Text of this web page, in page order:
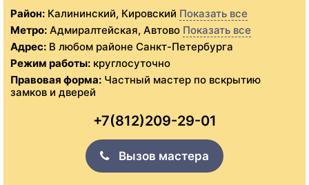
Район: Калининский, Кировский Показать все
Метро: Адмиралтейская, Автово Показать все
Адрес: В любом районе Санкт-Петербурга
Режим работы: круглосуточно
Правовая форма: Частный мастер по вскрытию
замков и дверей
+7(812)209-29-01
Вызов мастера